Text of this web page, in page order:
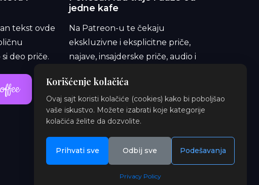
tekst ovde
deo priče.
jedne kafe
Na Patreon-u te čekaju
ekskluzivne i eksplicitne priče,
najave, insajderske priče, audio i
orbitu.
Korišćenje kolačića
Ovaj sajt koristi kolačiće (cookies) kako bi poboljšao
vaše iskustvo. Možete izabrati koje kategorije
kolačića želite da dozvolite.
Prihvati sve Odbij sve Podešavanja
Privacy Policy